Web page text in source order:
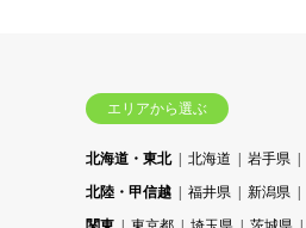
エリアから選ぶ
北海道・東北 北海道 岩手県
北陸・甲信越
福井県 新潟県